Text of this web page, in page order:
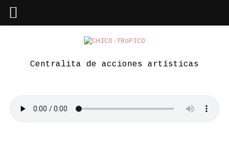
Skip
content
Centralita de acciones artísticas